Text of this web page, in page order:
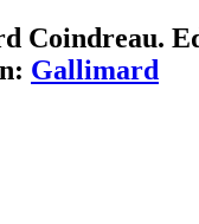
Coindreau.
Gallimard